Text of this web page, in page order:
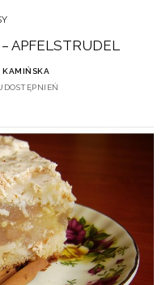
APFELSTRUDEL
KAMIŃSKA